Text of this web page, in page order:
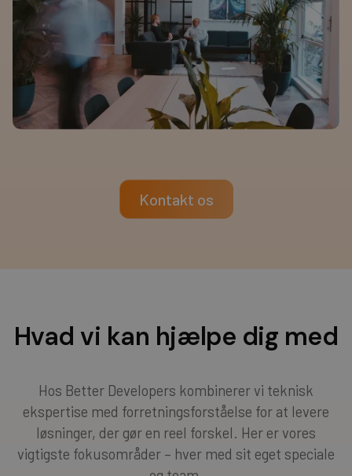
Kontakt os
Hvad vi kan hjælpe dig med
Hos Better Developers kombinerer vi teknisk
ekspertise med forretningsforståelse for at levere
løsninger, der gør en reel forskel. Her er vores
vigtigste fokusområder – hver med sit eget speciale